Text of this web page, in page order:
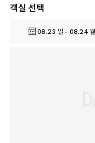
객실 선택
08.23 일 - 08.24 월